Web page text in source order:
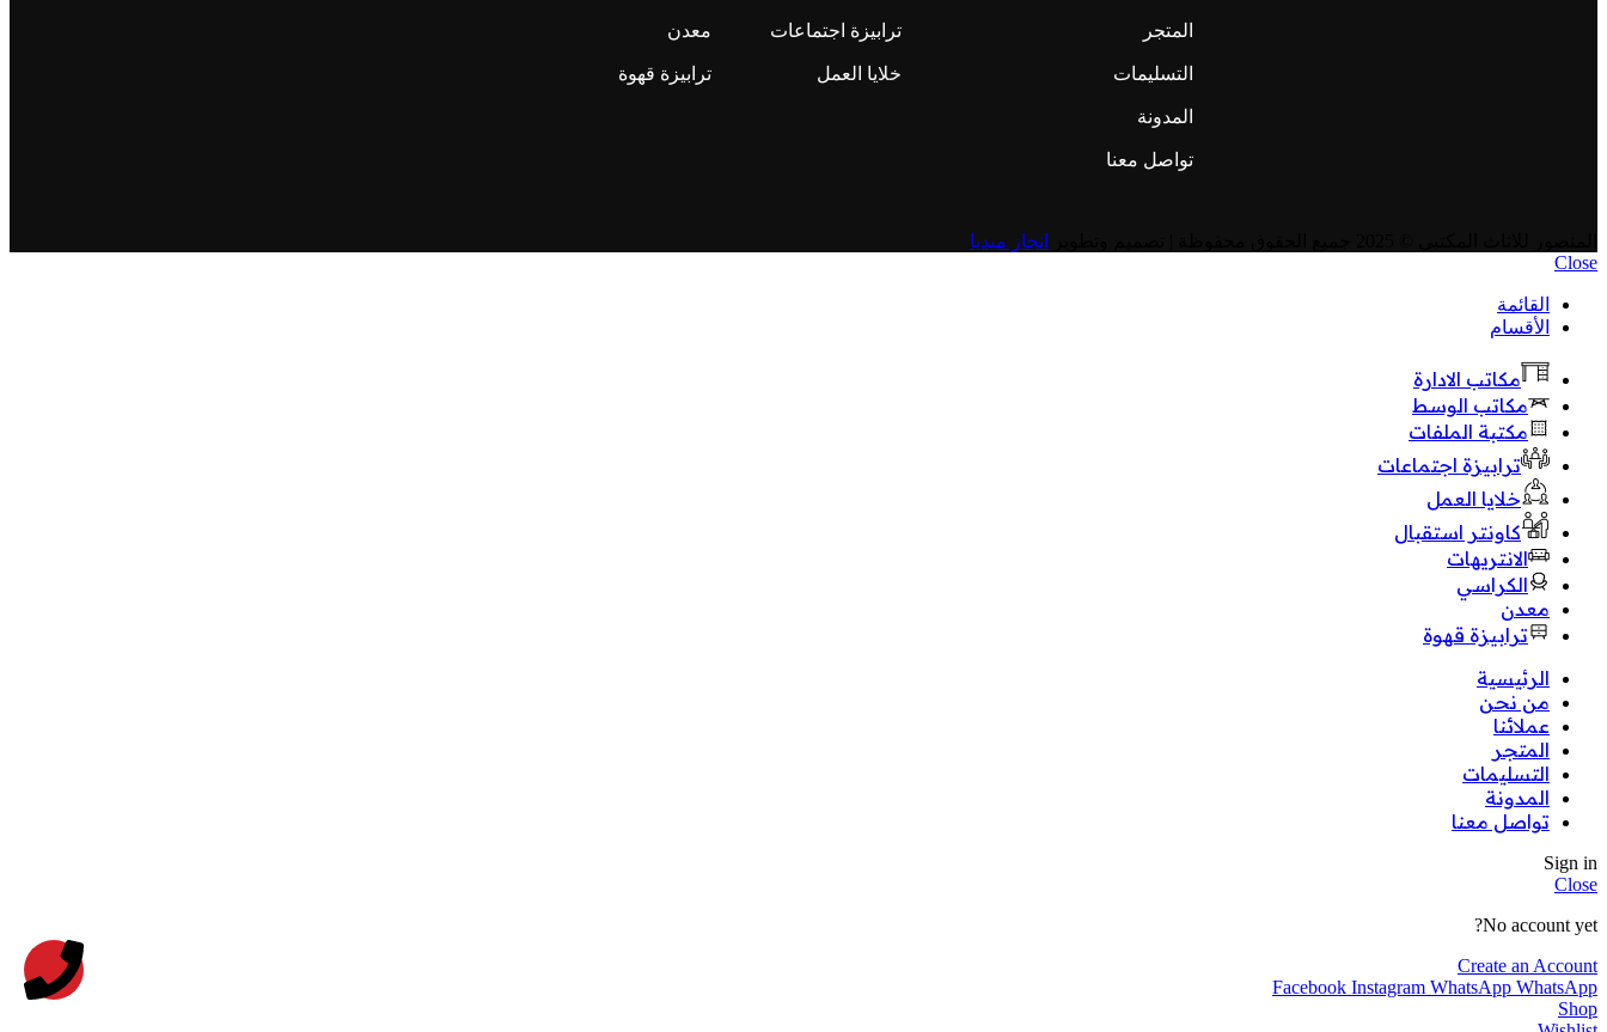
المتجر
التسليمات
المدونة
تواصل معنا
ترابيزة اجتماعات
خلايا العمل
معدن
ترابيزة قهوة
انجاز ميديا
Close
القائمة
الأقسام
مكاتب الادارة
مكاتب الوسط
مكتبة الملفات
ترابيزة اجتماعات
خلايا العمل
كاونتر استقبال
الانتريهات
الكراسي
معدن
ترابيزة قهوة
الرئيسية
من نحن
عملائنا
المتجر
التسليمات
المدونة
تواصل معنا
Sign in
Close
No account yet?
Create an Account
Facebook Instagram WhatsApp WhatsApp
Shop